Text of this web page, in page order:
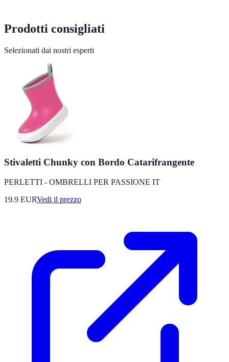
Prodotti consigliati
Selezionati dai nostri esperti
Stivaletti Chunky con Bordo Catarifrangente
PERLETTI - OMBRELLI PER PASSIONE IT
19.9 EURVedi il prezzo